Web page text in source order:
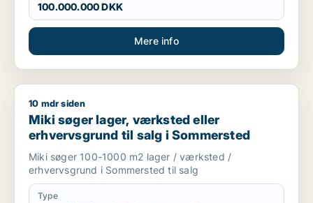
100.000.000 DKK
Mere info
Miki søger lager, værksted eller erhvervsgrund til salg i
10 mdr siden
Miki søger lager, værksted eller
erhvervsgrund til salg i Sommersted
Miki søger 100-1000 m2 lager / værksted /
erhvervsgrund i Sommersted til salg
Type